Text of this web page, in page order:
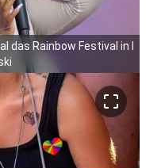
das Rainbow Festival in
crop_free